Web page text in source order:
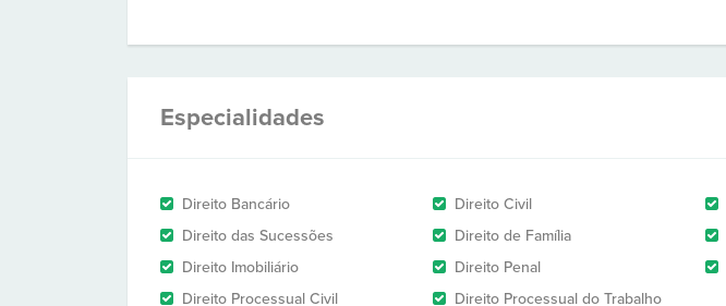
Especialidades
Direito Bancário Direito Civil
Direito das Sucessões
Direito de Família
Direito Imobiliário
Direito Penal
Direito Processual Civil
Direito Processual do Trabalho